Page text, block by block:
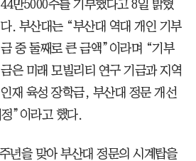
44만5000주를 기부했다고 8일 밝혔
다. 부산대는 “부산대 역대 개인 기부
금 중 둘째로 큰 금액”이라며 “기부
금은 미래 모빌리티 연구 기금과 지역
인재 육성 장학금, 부산대 정문 개선
”이라고 했다.
년을 맞아 부산대 정문의 시계탑을